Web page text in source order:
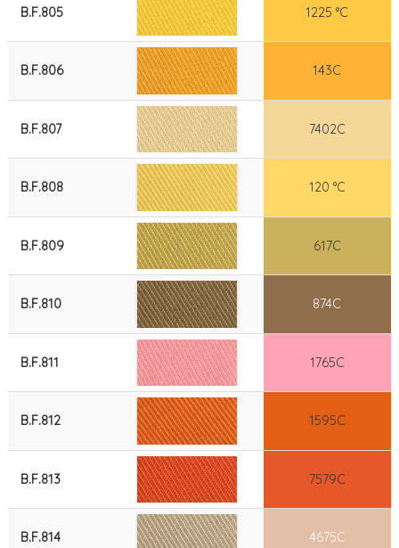
B.F.805 1225 °C
B.F.806 143C
B.F.807 7402C
B.F.808 120 °C
B.F.809 617C
B.F.810 874C
B.F.811 1765C
B.F.812 1595C
B.F.813 7579C
B.F.814 4675C